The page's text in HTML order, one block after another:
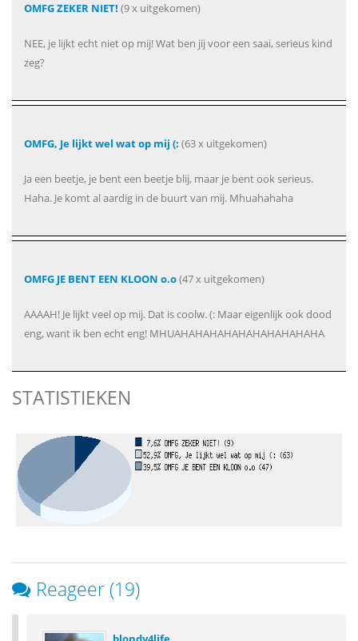
OMFG ZEKER NIET! (9 x uitgekomen)
NEE, je lijkt echt niet op mij! Wat ben jij voor een saai, serieus kind
zeg?
OMFG, Je lijkt wel wat op mij (: (63 x uitgekomen)
Ja een beetje, je bent een beetje blij, maar je bent ook serieus.
Haha. Je komt al aardig in de buurt van mij. Mhuahahaha
OMFG JE BENT EEN KLOON o.o(47 x uitgekomen)
AAAAH! Je lijkt veel op mij. Dat is coolw. (: Maar eigenlijk ook dood
eng, want ik ben echt eng! MHUAHAHAHAHAHAHAHAHAHAHA
STATISTIEKEN
Reageer (19)